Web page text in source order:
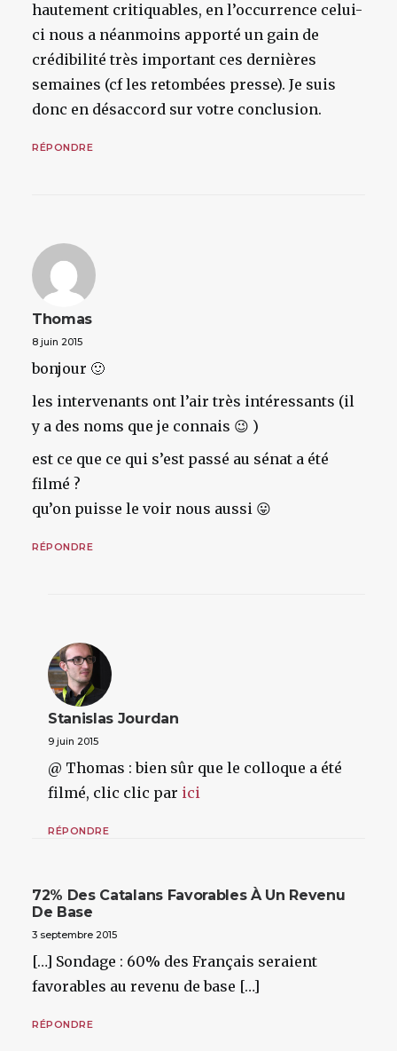
hautement critiquables, en l’occurrence celui-
ci nous a néanmoins apporté un gain de
crédibilité très important ces dernières
semaines (cf les retombées presse). Je suis
donc en désaccord sur votre conclusion.
RÉPONDRE
Thomas
8 juin 2015
bonjour 🙂
les intervenants ont l’air très intéressants (il
y a des noms que je connais 😉 )
est ce que ce qui s’est passé au sénat a été
filmé ?
qu’on puisse le voir nous aussi 😛
RÉPONDRE
Stanislas Jourdan
9 juin 2015
@ Thomas : bien sûr que le colloque a été
filmé, clic clic par ici
RÉPONDRE
72% Des Catalans Favorables À Un Revenu
De Base
3 septembre 2015
[…] Sondage : 60% des Français seraient
favorables au revenu de base […]
RÉPONDRE